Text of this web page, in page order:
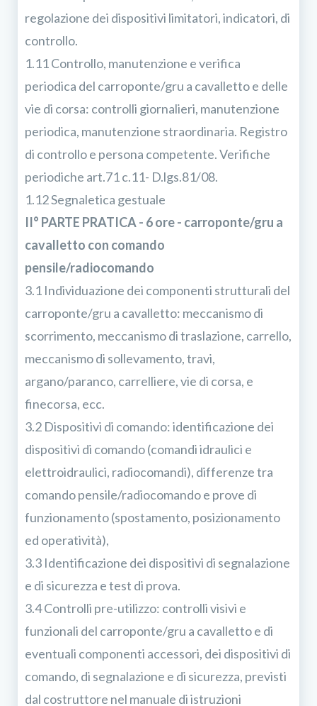
regolazione dei dispositivi limitatori, indicatori, di
controllo.
1.11 Controllo, manutenzione e verifica
periodica del carroponte/gru a cavalletto e delle
vie di corsa: controlli giornalieri, manutenzione
periodica, manutenzione straordinaria. Registro
di controllo e persona competente. Verifiche
periodiche art.71 c.11- D.lgs.81/08.
1.12 Segnaletica gestuale
II° PARTE PRATICA - 6 ore - carroponte/gru a
cavalletto con comando
pensile/radiocomando
3.1 Individuazione dei componenti strutturali del
carroponte/gru a cavalletto: meccanismo di
scorrimento, meccanismo di traslazione, carrello,
meccanismo di sollevamento, travi,
argano/paranco, carrelliere, vie di corsa, e
finecorsa, ecc.
3.2 Dispositivi di comando: identificazione dei
dispositivi di comando (comandi idraulici e
elettroidraulici, radiocomandi), differenze tra
comando pensile/radiocomando e prove di
funzionamento (spostamento, posizionamento
ed operatività),
3.3 Identificazione dei dispositivi di segnalazione
e di sicurezza e test di prova.
3.4 Controlli pre-utilizzo: controlli visivi e
funzionali del carroponte/gru a cavalletto e di
eventuali componenti accessori, dei dispositivi di
comando, di segnalazione e di sicurezza, previsti
dal costruttore nel manuale di istruzioni